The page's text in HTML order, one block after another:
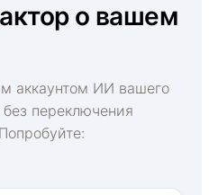
о вашем
аккаунтом ИИ вашего
переключения